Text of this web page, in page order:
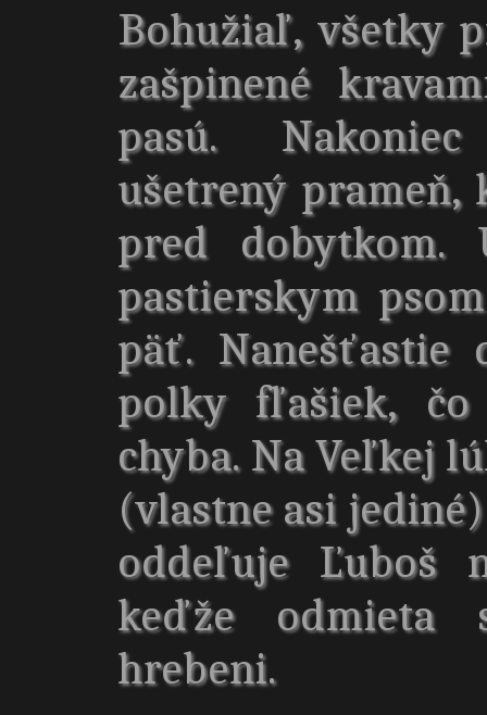
Bohužiaľ, všetky
zašpinené
pasú.
ušetrený
pred dobytkom.
pastierskym
päť. Nanešťastie
polky fľašiek, čo
chyba. Na Veľkej
(vlastne asi
oddeľuje Ľuboš
keďže
hrebeni.